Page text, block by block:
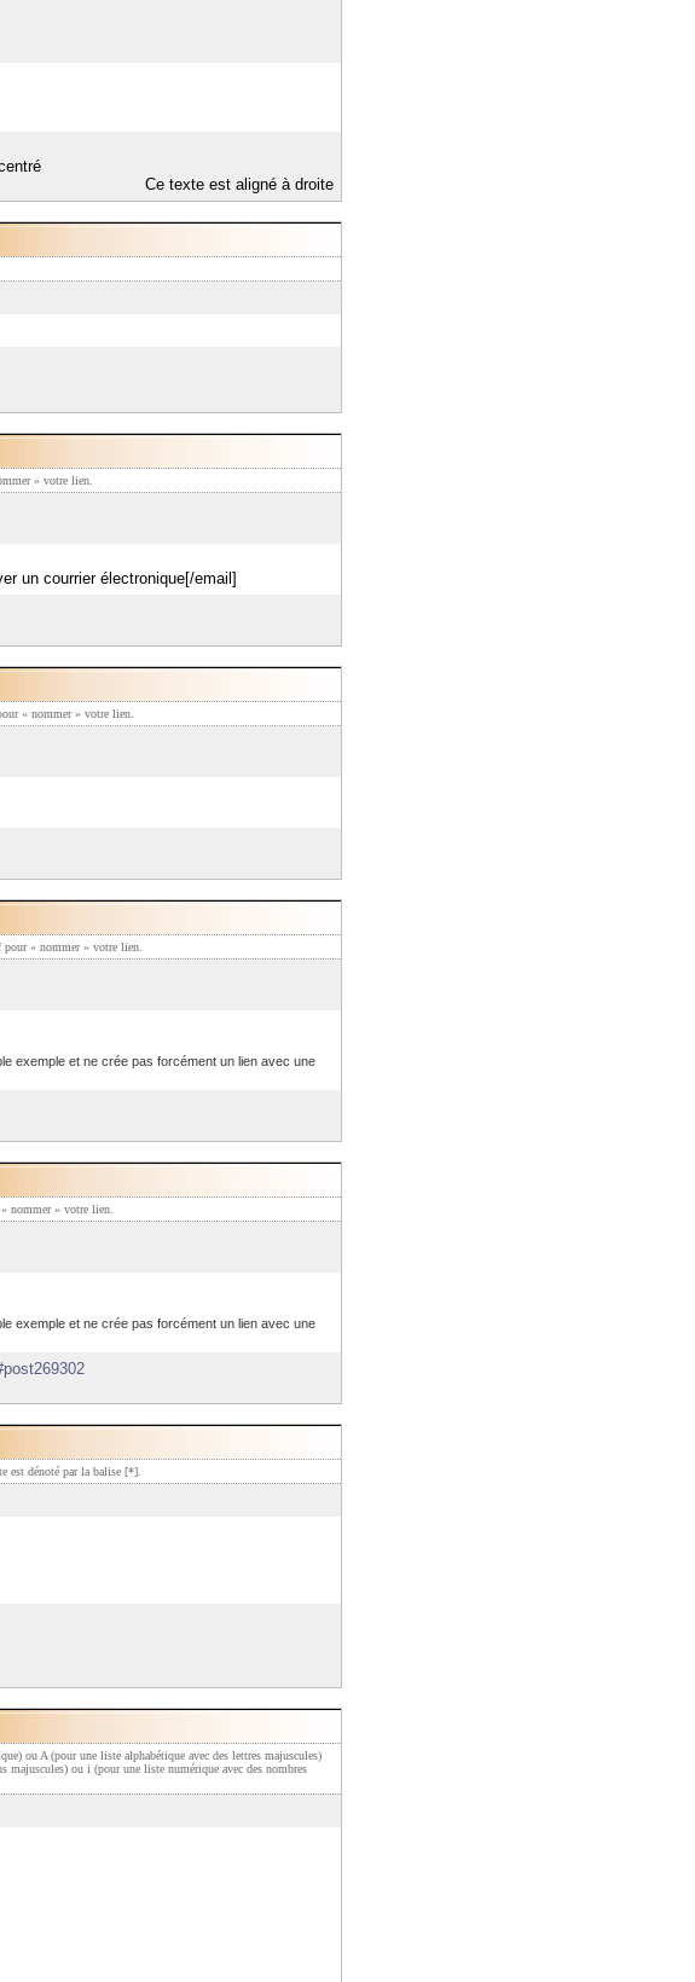
Ce texte est aligné à droite
» votre lien.
un courrier électronique[/email]
« nommer » votre lien.
pour « nommer » votre lien.
exemple et ne crée pas forcément un lien avec une
nommer » votre lien.
exemple et ne crée pas forcément un lien avec une
est dénoté par la balise [*].
ou A (pour une liste alphabétique avec des lettres majuscules)
majuscules) ou i (pour une liste numérique avec des nombres